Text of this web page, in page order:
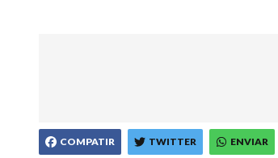
COMPATIR TWITTER ENVIAR